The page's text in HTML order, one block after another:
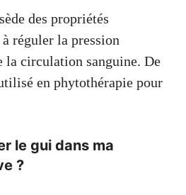
des propriétés
réguler la pression
circulation sanguine. De
en phytothérapie pour
le gui dans ma
?